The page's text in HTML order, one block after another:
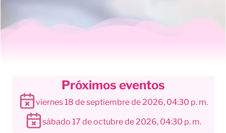
Próximos eventos
viernes 18 de septiembre de 2026, 04:30 p. m.
sábado 17 de octubre de 2026, 04:30 p. m.